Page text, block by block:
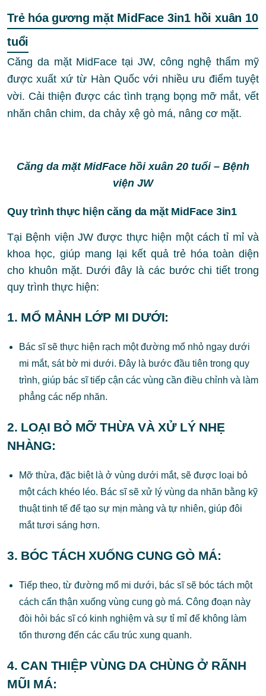
Trẻ hóa gương mặt MidFace 3in1 hồi xuân 10
tuổi
Căng da mặt MidFace tại JW, công nghệ thẩm mỹ
được xuất xứ từ Hàn Quốc với nhiều ưu điểm tuyệt
vời. Cải thiện được các tình trạng bọng mỡ mắt, vết
nhăn chân chim, da chảy xệ gò má, nâng cơ mặt.
Căng da mặt MidFace hồi xuân 20 tuổi – Bệnh
viện JW
Quy trình thực hiện căng da mặt MidFace 3in1
Tại Bệnh viện JW được thực hiện một cách tỉ mỉ và
khoa học, giúp mang lại kết quả trẻ hóa toàn diện
cho khuôn mặt. Dưới đây là các bước chi tiết trong
quy trình thực hiện:
1. MỔ MẢNH LỚP MI DƯỚI:
Bác sĩ sẽ thực hiện rạch một đường mổ nhỏ ngay dưới
mi mắt, sát bờ mi dưới. Đây là bước đầu tiên trong quy
trình, giúp bác sĩ tiếp cận các vùng cần điều chỉnh và làm
phẳng các nếp nhăn.
2. LOẠI BỎ MỠ THỪA VÀ XỬ LÝ NHẸ
NHÀNG:
Mỡ thừa, đặc biệt là ở vùng dưới mắt, sẽ được loại bỏ
một cách khéo léo. Bác sĩ sẽ xử lý vùng da nhăn bằng kỹ
thuật tinh tế để tạo sự mịn màng và tự nhiên, giúp đôi
mắt tươi sáng hơn.
3. BÓC TÁCH XUỐNG CUNG GÒ MÁ:
Tiếp theo, từ đường mổ mi dưới, bác sĩ sẽ bóc tách một
cách cẩn thận xuống vùng cung gò má. Công đoạn này
đòi hỏi bác sĩ có kinh nghiệm và sự tỉ mỉ để không làm
tổn thương đến các cấu trúc xung quanh.
4.CAN THIỆP VÙNG DA CHÙNG Ở RÃNH
MŨI MÁ: